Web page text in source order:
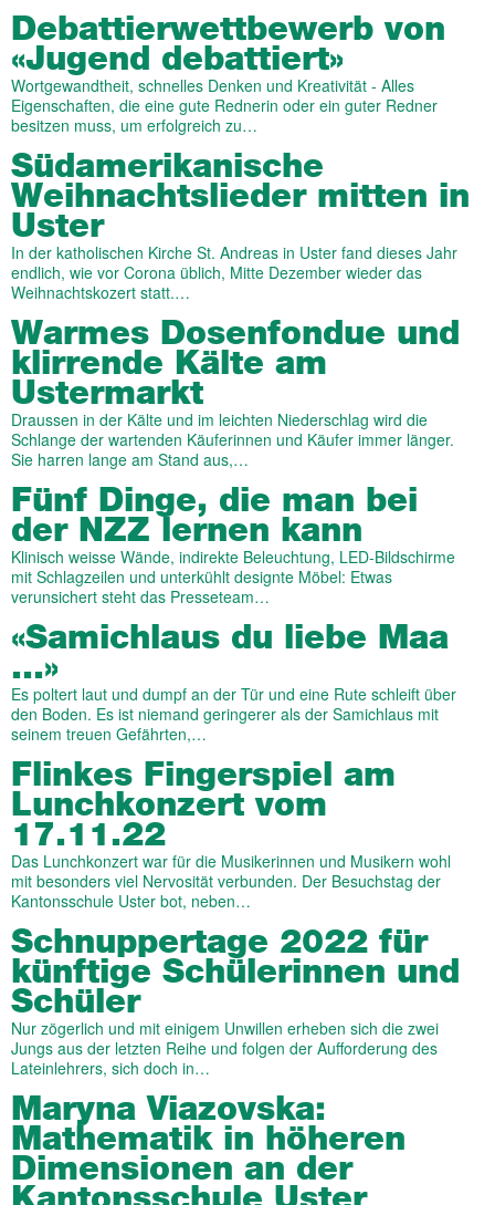
Debattierwettbewerb von
«Jugend debattiert»
Wortgewandtheit, schnelles Denken und Kreativität - Alles
Eigenschaften, die eine gute Rednerin oder ein guter Redner
besitzen muss, um erfolgreich zu…
Südamerikanische
Weihnachtslieder mitten in
Uster
In der katholischen Kirche St. Andreas in Uster fand dieses Jahr
endlich, wie vor Corona üblich, Mitte Dezember wieder das
Weihnachtskozert statt.…
Warmes Dosenfondue und
klirrende Kälte am
Ustermarkt
Draussen in der Kälte und im leichten Niederschlag wird die
Schlange der wartenden Käuferinnen und Käufer immer länger.
Sie harren lange am Stand aus,…
Fünf Dinge, die man bei
der NZZ lernen kann
Klinisch weisse Wände, indirekte Beleuchtung, LED-Bildschirme
mit Schlagzeilen und unterkühlt designte Möbel: Etwas
verunsichert steht das Presseteam…
«Samichlaus du liebe Maa
…»
Es poltert laut und dumpf an der Tür und eine Rute schleift über
den Boden. Es ist niemand geringerer als der Samichlaus mit
seinem treuen Gefährten,…
Flinkes Fingerspiel am
Lunchkonzert vom
17.11.22
Das Lunchkonzert war für die Musikerinnen und Musikern wohl
mit besonders viel Nervosität verbunden. Der Besuchstag der
Kantonsschule Uster bot, neben…
Schnuppertage 2022 für
künftige Schülerinnen und
Schüler
Nur zögerlich und mit einigem Unwillen erheben sich die zwei
Jungs aus der letzten Reihe und folgen der Aufforderung des
Lateinlehrers, sich doch in…
Maryna Viazovska:
Mathematik in höheren
Dimensionen an der